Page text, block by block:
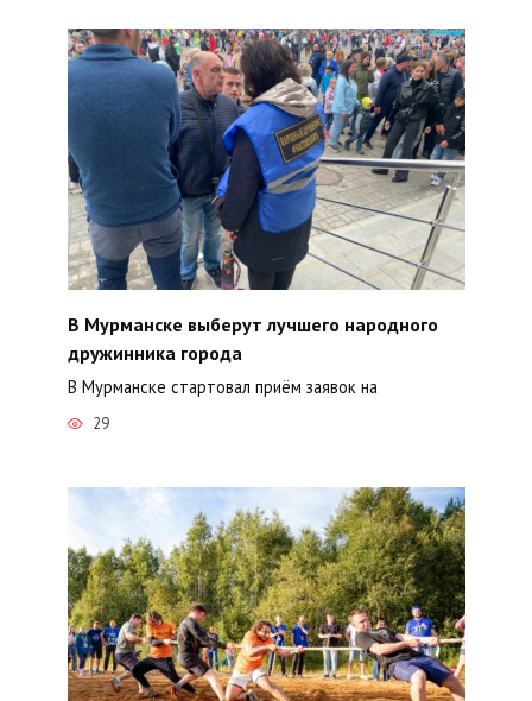
В Мурманске выберут лучшего народного
дружинника города
В Мурманске стартовал приём заявок на
29